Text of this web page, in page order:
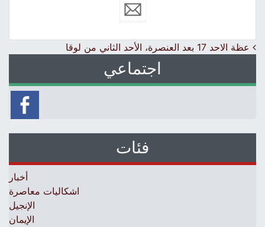
Post navigation
عظة الاحد 17 بعد العنصرة، الأحد الثاني من لوقا
اجتماعي
فئات
أخبار
اشكاليات معاصرة
الإنجيل
الإيمان